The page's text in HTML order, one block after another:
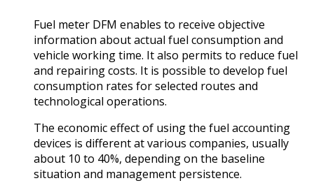
Fuel meter DFМ enables to receive objective
information about actual fuel consumption and
vehicle working time. It also permits to reduce fuel
and repairing costs. It is possible to develop fuel
consumption rates for selected routes and
technological operations.
The economic effect of using the fuel accounting
devices is different at various companies, usually
about 10 to 40%, depending on the baseline
situation and management persistence.